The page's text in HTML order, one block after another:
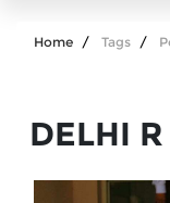
Home Tags
DELHI